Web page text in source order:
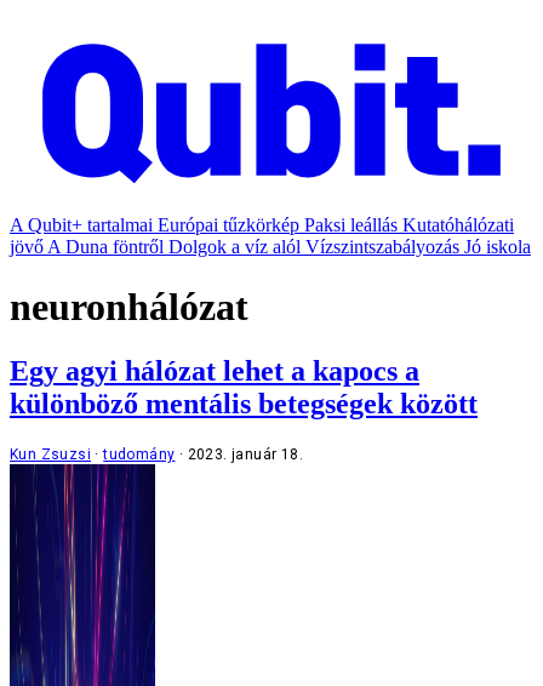
A Qubit+ tartalmai Európai tűzkörkép Paksi leállás Kutatóhálózati
jövő A Duna föntről Dolgok a víz alól Vízszintszabályozás Jó iskola
neuronhálózat
Egy agyi hálózat lehet a kapocs a
különböző mentális betegségek között
Kun Zsuzsi tudomány 2023. január 18.